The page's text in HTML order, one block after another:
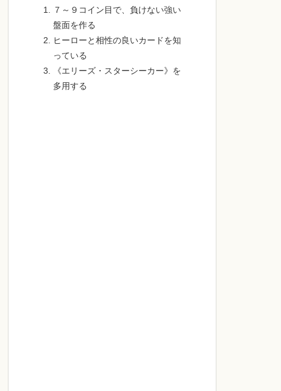
７～９コイン目で、負けない強い
盤面を作る
ヒーローと相性の良いカードを知
っている
《エリーズ・スターシーカー》を
多用する